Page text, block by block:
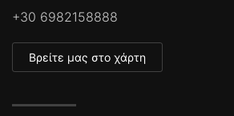
+30 6982158888
Βρείτε μας στο χάρτη